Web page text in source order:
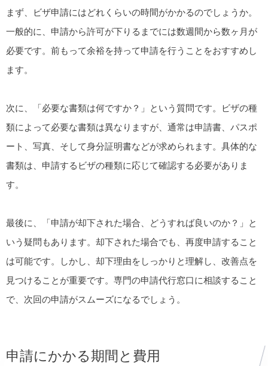
まず、ビザ申請にはどれくらいの時間がかかるのでしょうか。
一般的に、申請から許可が下りるまでには数週間から数ヶ月が
必要です。前もって余裕を持って申請を行うことをおすすめし
ます。
次に、「必要な書類は何ですか？」という質問です。ビザの種
類によって必要な書類は異なりますが、通常は申請書、パスポ
ート、写真、そして身分証明書などが求められます。具体的な
書類は、申請するビザの種類に応じて確認する必要がありま
す。
最後に、「申請が却下された場合、どうすれば良いのか？」と
いう疑問もあります。却下された場合でも、再度申請すること
は可能です。しかし、却下理由をしっかりと理解し、改善点を
見つけることが重要です。専門の申請代行窓口に相談すること
で、次回の申請がスムーズになるでしょう。
申請にかかる期間と費用